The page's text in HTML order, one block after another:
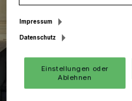
Impressum
Datenschutz
Einstellungen oder
Ablehnen